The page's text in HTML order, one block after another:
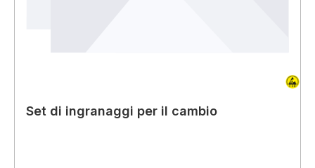
Set di ingranaggi per il cambio